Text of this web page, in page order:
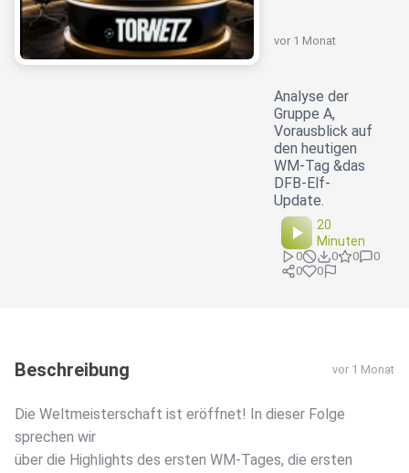
vor 1 Monat
Analyse der
Gruppe A,
Vorausblick auf
den heutigen
WM-Tag &das
DFB-Elf-
Update.
20
Minuten
0 0 0
0
0
0
Beschreibung vor 1 Monat
Die Weltmeisterschaft ist eröffnet! In dieser Folge
sprechen wir
über die Highlights des ersten WM-Tages, die ersten